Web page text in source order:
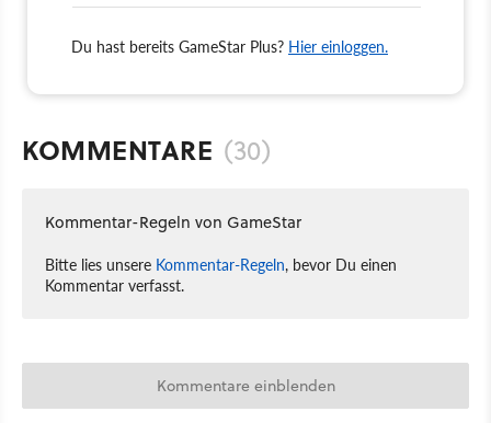
Du hast bereits GameStar Plus? Hier einloggen.
KOMMENTARE (30)
Kommentar-Regeln von GameStar
Bitte lies unsere Kommentar-Regeln, bevor Du einen
Kommentar verfasst.
Kommentare einblenden